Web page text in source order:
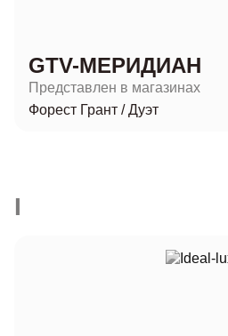
GTV-МЕРИДИАН
Представлен в магазинах
Форест Грант /Дуэт
I